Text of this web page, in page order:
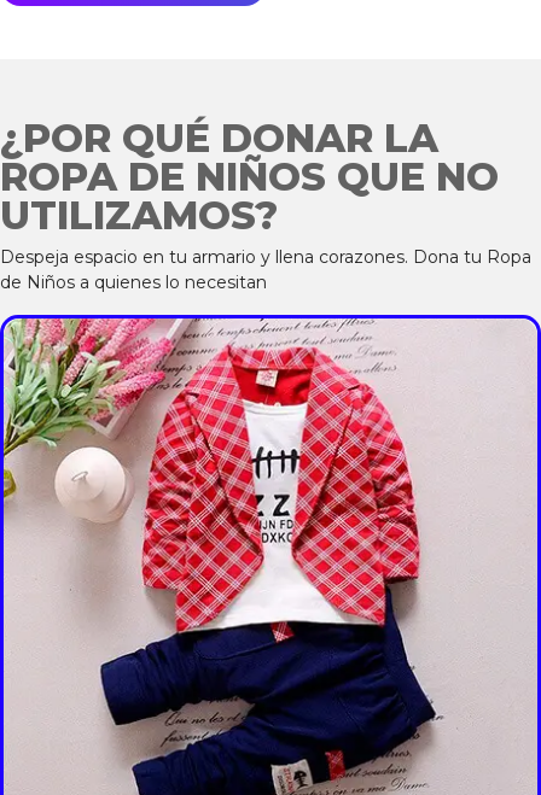
¿POR QUÉ DONAR LA
ROPA DE NIÑOS QUE NO
UTILIZAMOS?
Despeja espacio en tu armario y llena corazones. Dona tu Ropa
de Niños a quienes lo necesitan